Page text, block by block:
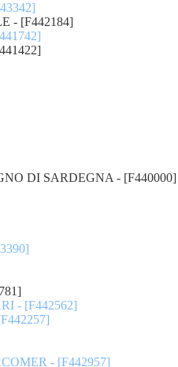
- [F442184]
DI SARDEGNA - [F440000]
- [F442562]
- [F442957]